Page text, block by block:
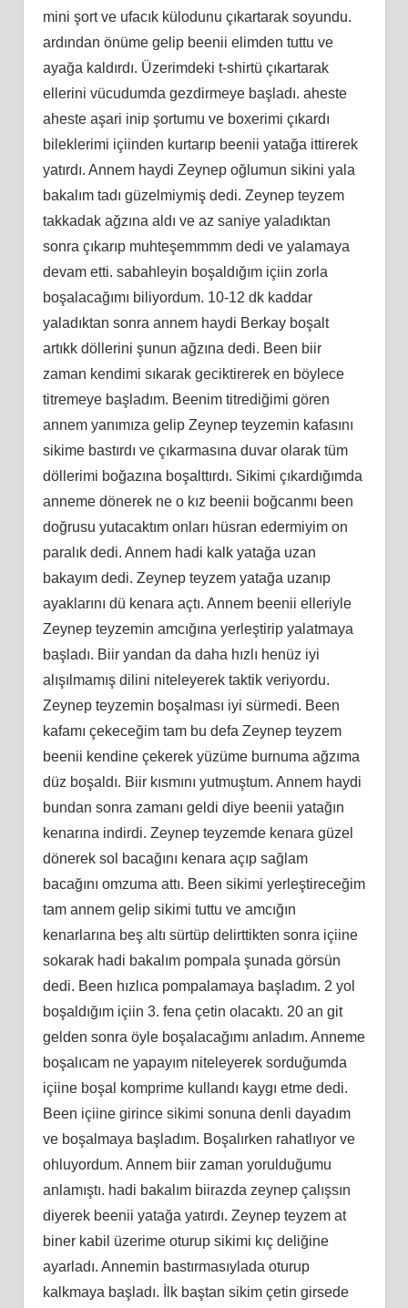
mini şort ve ufacık külodunu çıkartarak soyundu.
ardından önüme gelip beenii elimden tuttu ve
ayağa kaldırdı. Üzerimdeki t-shirtü çıkartarak
ellerini vücudumda gezdirmeye başladı. aheste
aheste aşari inip şortumu ve boxerimi çıkardı
bileklerimi içiinden kurtarıp beenii yatağa ittirerek
yatırdı. Annem haydi Zeynep oğlumun sikini yala
bakalım tadı güzelmiymiş dedi. Zeynep teyzem
takkadak ağzına aldı ve az saniye yaladıktan
sonra çıkarıp muhteşemmmm dedi ve yalamaya
devam etti. sabahleyin boşaldığım içiin zorla
boşalacağımı biliyordum. 10-12 dk kaddar
yaladıktan sonra annem haydi Berkay boşalt
artıkk döllerini şunun ağzına dedi. Been biir
zaman kendimi sıkarak geciktirerek en böylece
titremeye başladım. Beenim titrediğimi gören
annem yanımıza gelip Zeynep teyzemin kafasını
sikime bastırdı ve çıkarmasına duvar olarak tüm
döllerimi boğazına boşalttırdı. Sikimi çıkardığımda
anneme dönerek ne o kız beenii boğcanmı been
doğrusu yutacaktım onları hüsran edermiyim on
paralık dedi. Annem hadi kalk yatağa uzan
bakayım dedi. Zeynep teyzem yatağa uzanıp
ayaklarını dü kenara açtı. Annem beenii elleriyle
Zeynep teyzemin amcığına yerleştirip yalatmaya
başladı. Biir yandan da daha hızlı henüz iyi
alışılmamış dilini niteleyerek taktik veriyordu.
Zeynep teyzemin boşalması iyi sürmedi. Been
kafamı çekeceğim tam bu defa Zeynep teyzem
beenii kendine çekerek yüzüme burnuma ağzıma
düz boşaldı. Biir kısmını yutmuştum. Annem haydi
bundan sonra zamanı geldi diye beenii yatağın
kenarına indirdi. Zeynep teyzemde kenara güzel
dönerek sol bacağını kenara açıp sağlam
bacağını omzuma attı. Been sikimi yerleştireceğim
tam annem gelip sikimi tuttu ve amcığın
kenarlarına beş altı sürtüp delirttikten sonra içiine
sokarak hadi bakalım pompala şunada görsün
dedi. Been hızlıca pompalamaya başladım. 2 yol
boşaldığım içiin 3. fena çetin olacaktı. 20 an git
gelden sonra öyle boşalacağımı anladım. Anneme
boşalıcam ne yapayım niteleyerek sorduğumda
içiine boşal komprime kullandı kaygı etme dedi.
Been içiine girince sikimi sonuna denli dayadım
ve boşalmaya başladım. Boşalırken rahatlıyor ve
ohluyordum. Annem biir zaman yorulduğumu
anlamıştı. hadi bakalım biirazda zeynep çalışsın
diyerek beenii yatağa yatırdı. Zeynep teyzem at
biner kabil üzerime oturup sikimi kıç deliğine
ayarladı. Annemin bastırmasıylada oturup
kalkmaya başladı. İlk baştan sikim çetin girsede